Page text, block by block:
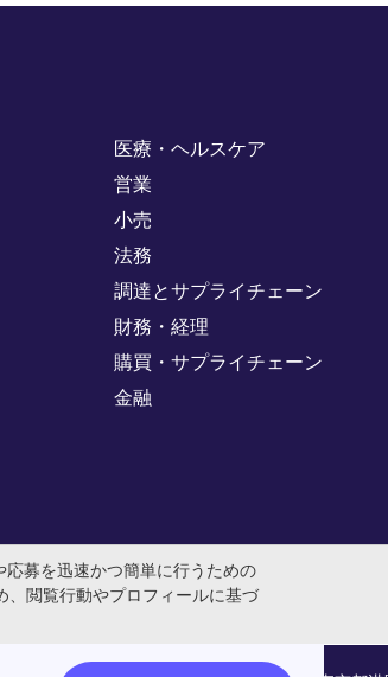
医療・ヘルスケア
営業
小売
法務
調達とサプライチェーン
財務・経理
購買・サプライチェーン
金融
募を迅速かつ簡単に行うための
、閲覧行動やプロフィールに基づ